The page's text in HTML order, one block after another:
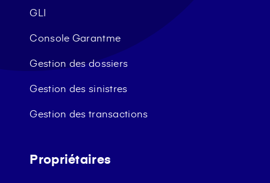
GLI
Console Garantme
Gestion des dossiers
Gestion des sinistres
Gestion des transactions
Propriétaires